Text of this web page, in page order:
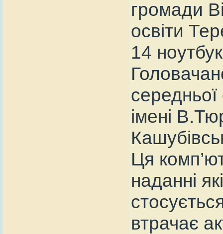
громади
освіти
14
середньої
імені
Ця
наданні
втрачає